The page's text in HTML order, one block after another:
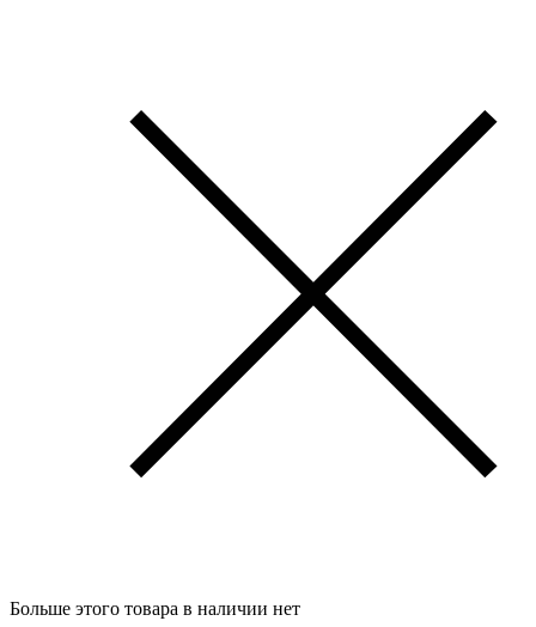
Больше этого товара в наличии нет